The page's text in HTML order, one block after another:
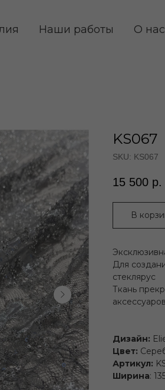
Наши работы О нас
KS067
SKU: KS067
15 500 р.
В
Для
стеклярус
Ткань
Дизайн:
Цвет:
Артикул:
Ширина: